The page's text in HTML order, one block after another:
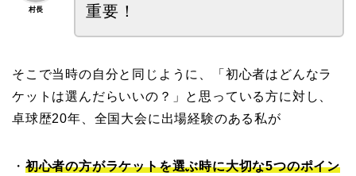
村長
重要！
そこで当時の自分と同じように、「初心者はどんなラ
ケットは選んだらいいの？」と思っている方に対し、
卓球歴20年、全国大会に出場経験のある私が
・ 初心者の方がラケットを選ぶ時に大切な5つのポイン